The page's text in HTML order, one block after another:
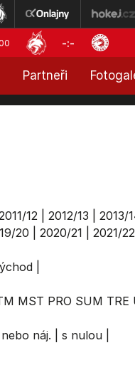
-:-
Partneři
12| 2012/13 2013/
20 2020/21 2021/22|
|
MST PRO SUM TRE
náj. s nulou|